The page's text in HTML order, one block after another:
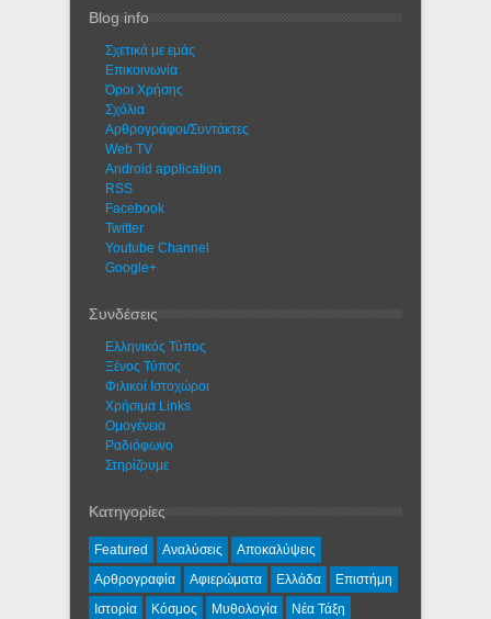
Blog info
Σχετικά με εμάς
Eπικοινωνία
Όροι Χρήσης
Σχόλια
Αρθρογράφοι/Συντάκτες
Web TV
Android application
RSS
Facebook
Twitter
Youtube Channel
Google+
Συνδέσεις
Ελληνικός Τύπος
Ξένος Τύπος
Φιλικοί Ιστοχώροι
Χρήσιμα Links
Ομογένεια
Ραδιόφωνο
Στηρίζουμε
Κατηγορίες
Featured Αναλύσεις
Αποκαλύψεις
Αρθρογραφία
Αφιερώματα Ελλάδα
Επιστήμη
Ιστορία
Κόσμος Μυθολογία Νέα Τάξη